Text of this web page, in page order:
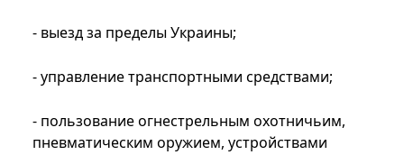
- выезд за пределы Украины;
- управление транспортными средствами;
- пользование огнестрельным охотничьим,
пневматическим оружием, устройствами